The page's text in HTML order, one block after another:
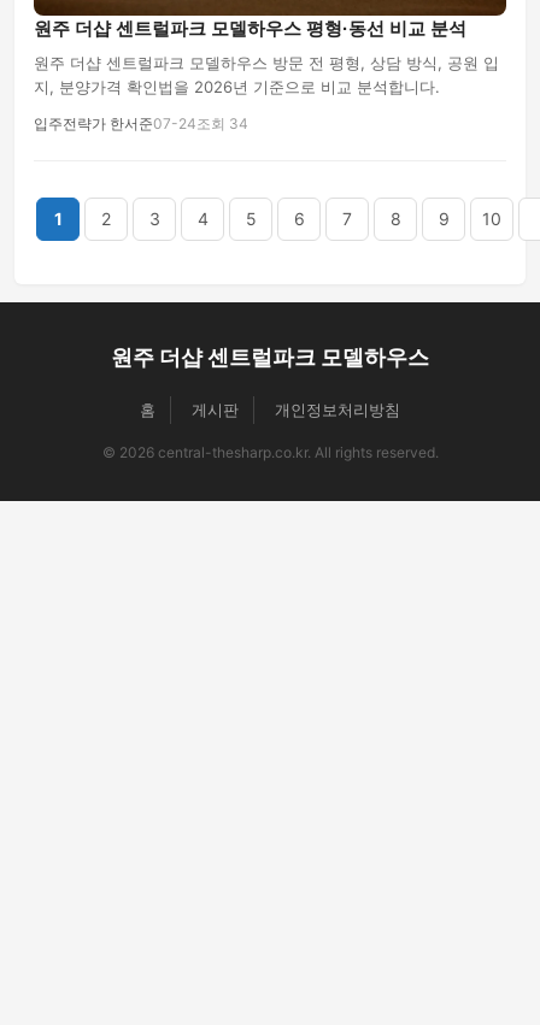
원주 더샵 센트럴파크 모델하우스 평형·동선 비교 분석
원주 더샵 센트럴파크 모델하우스 방문 전 평형, 상담 방식, 공원 입
지, 분양가격 확인법을 2026년 기준으로 비교 분석합니다.
입주전략가 한서준07-24조회 34
1 2 3 4 5 6 7 8 9 10
원주 더샵 센트럴파크 모델하우스
홈 게시판 개인정보처리방침
© 2026 central-thesharp.co.kr. All rights reserved.